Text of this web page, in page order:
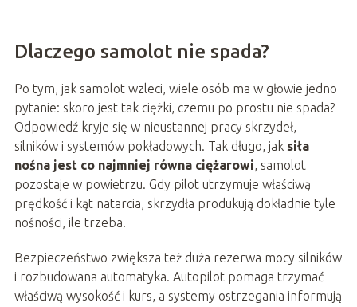
Dlaczego samolot nie spada?
Po tym, jak samolot wzleci, wiele osób ma w głowie jedno
pytanie: skoro jest tak ciężki, czemu po prostu nie spada?
Odpowiedź kryje się w nieustannej pracy skrzydeł,
silników i systemów pokładowych. Tak długo, jak siła
nośna jest co najmniej równa ciężarowi, samolot
pozostaje w powietrzu. Gdy pilot utrzymuje właściwą
prędkość i kąt natarcia, skrzydła produkują dokładnie tyle
nośności, ile trzeba.
Bezpieczeństwo zwiększa też duża rezerwa mocy silników
i rozbudowana automatyka. Autopilot pomaga trzymać
właściwą wysokość i kurs, a systemy ostrzegania informują